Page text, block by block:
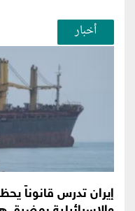
أخبار
إيران تدرس قانوناً